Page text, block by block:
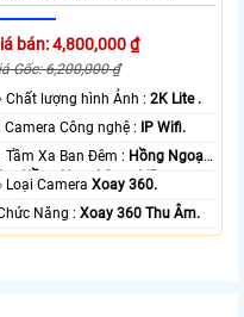
bán: 4,800,000 ₫
Gốc: 6,200,000 ₫
️👀 Chất lượng hình Ảnh :2K Lite .
⚒ Camera Công nghệ :
IP Wifi.
🔅 Tầm Xa Ban Đêm : Hồng Ngoại
Hồng Ngoại Smart IR.
💦 Loại CameraXoay 360.
️ƒ Chức Năng :Xoay 360 Thu Âm.